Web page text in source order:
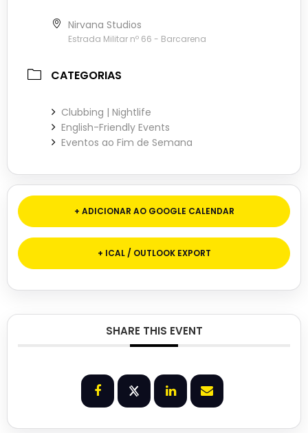
Nirvana Studios
Estrada Militar nº 66 - Barcarena
CATEGORIAS
Clubbing | Nightlife
English-Friendly Events
Eventos ao Fim de Semana
+ ADICIONAR AO GOOGLE CALENDAR
+ ICAL / OUTLOOK EXPORT
SHARE THIS EVENT